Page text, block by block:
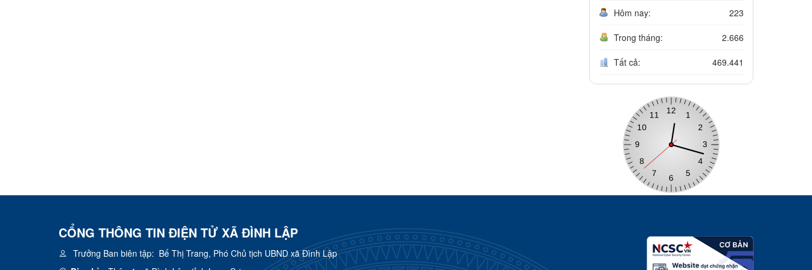
Hôm nay: 223
Trong tháng: 2.666
Tất cả: 469.441
CỔNG THÔNG TIN ĐIỆN TỬ XÃ ĐÌNH LẬP
Trưởng Ban biên tập: Bế Thị Trang, Phó Chủ tịch UBND xã Đình Lập